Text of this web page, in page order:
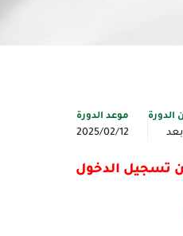
الدورة موعد الدورة
2025/02/12
تسجيل الدخول